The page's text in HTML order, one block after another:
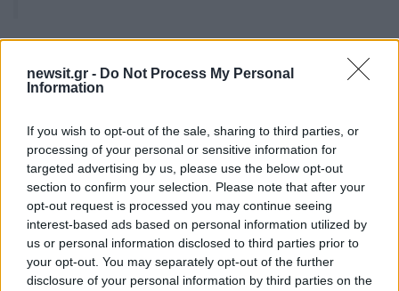
newsit.gr - Do Not Process My Personal
Information
If you wish to opt-out of the sale, sharing to third parties, or
processing of your personal or sensitive information for
targeted advertising by us, please use the below opt-out
section to confirm your selection. Please note that after your
opt-out request is processed you may continue seeing
interest-based ads based on personal information utilized by
us or personal information disclosed to third parties prior to
your opt-out. You may separately opt-out of the further
disclosure of your personal information by third parties on the